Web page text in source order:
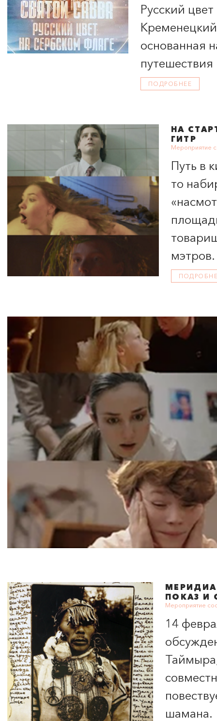
ПОКАЗ И
Мероприятие
14
шамана.
НА
ГИТР
Мероприятие
Путь в
то
мэтров.
Русский
основанная
ПОДРОБНЕЕ